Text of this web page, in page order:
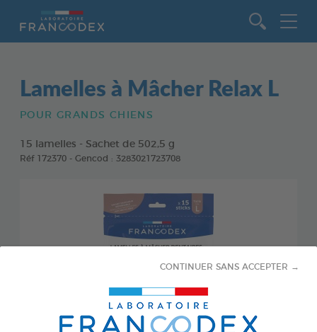
CONTINUER SANS ACCEPTER →
Lamelles à Mâcher Relax L
POUR GRANDS CHIENS
15 lamelles - Sachet de 502,5 g
Réf 172370 - Gencod : 3283021723708